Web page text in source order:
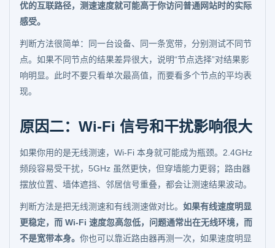
优的互联路径，测速速度就可能高于你访问普通网站时的实际
感受。
判断方法很简单：同一台设备、同一条宽带，分别测试不同节
点。如果不同节点的结果差异很大，说明“节点选择”对结果影
响明显。此时不要只看单次最高值，而要看多个节点的平均表
现。
原因二：Wi-Fi 信号和干扰影响很大
如果你用的是无线测速，Wi-Fi 本身就可能成为瓶颈。2.4GHz
频段容易受干扰，5GHz 虽然更快，但穿墙能力更弱；路由器
摆放位置、墙体遮挡、邻居信号重叠，都会让测速结果波动。
判断方法是把无线测速和有线测速做对比。 如果有线速度明显
更稳定，而 Wi-Fi 速度忽高忽低，问题通常出在无线环境，而
不是宽带本身。 你也可以靠近路由器再测一次，如果速度明显